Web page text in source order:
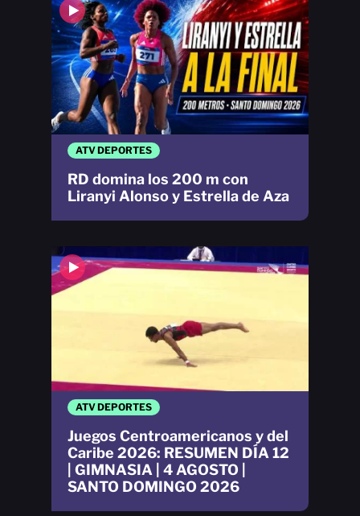
ATV DEPORTES
Juegos Centroamericanos y del
Caribe 2026: RESUMEN DÍA 12
| GIMNASIA | 4 AGOSTO |
SANTO DOMINGO 2026
ATV DEPORTES
RD domina los 200 m con
Liranyi Alonso y Estrella de Aza